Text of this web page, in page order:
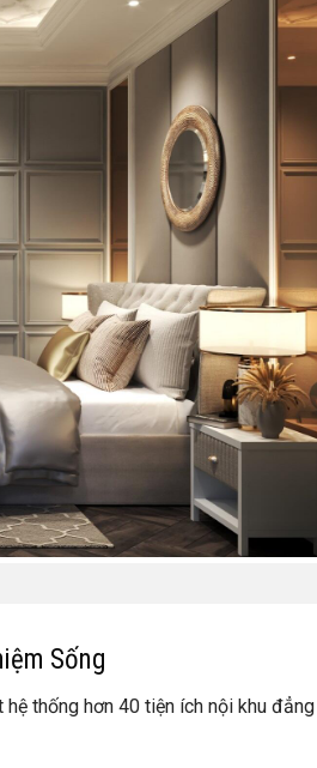
Sống
thống hơn 40 tiện ích nội khu đẳng